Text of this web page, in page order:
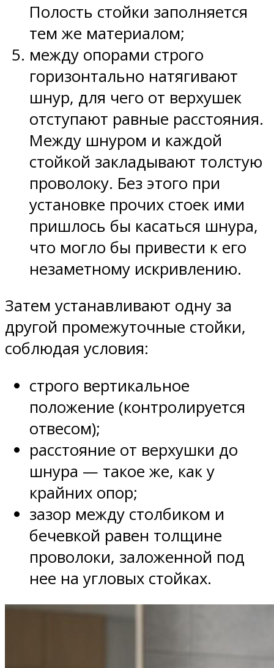
Полость стойки заполняется
тем же материалом;
между опорами строго
горизонтально натягивают
шнур, для чего от верхушек
отступают равные расстояния.
Между шнуром и каждой
стойкой закладывают толстую
проволоку. Без этого при
установке прочих стоек ими
пришлось бы касаться шнура,
что могло бы привести к его
незаметному искривлению.
Затем устанавливают одну за
другой промежуточные стойки,
соблюдая условия:
строго вертикальное
положение (контролируется
отвесом);
расстояние от верхушки до
шнура — такое же, как у
крайних опор;
зазор между столбиком и
бечевкой равен толщине
проволоки, заложенной под
нее на угловых стойках.